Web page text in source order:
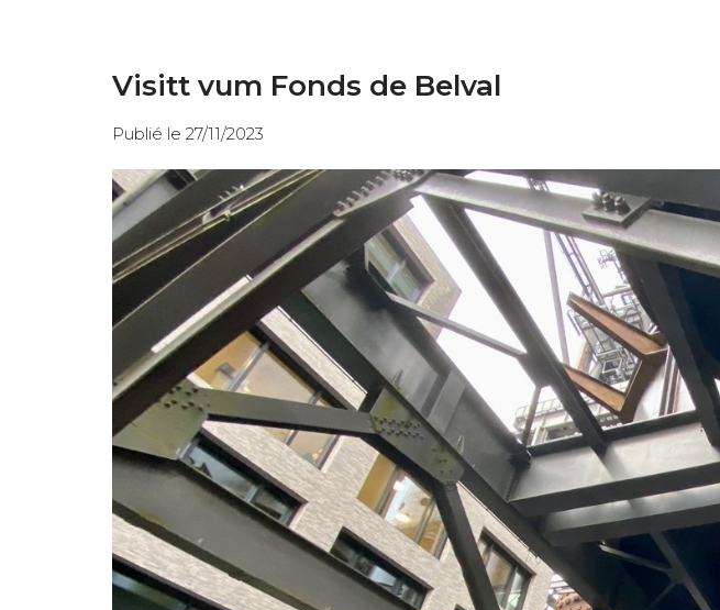
Visitt vum Fonds de Belval
Publié le 27/11/2023